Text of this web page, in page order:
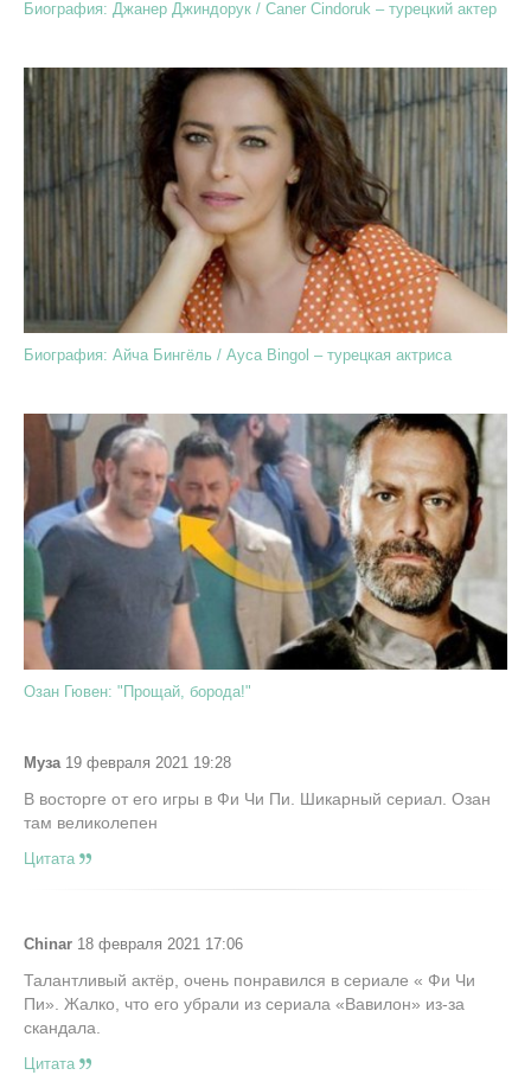
Биография: Джанер Джиндорук / Caner Cindoruk – турецкий актер
Биография: Айча Бингёль / Ayca Bingol – турецкая актриса
Озан Гювен: "Прощай, борода!"
Муза19 февраля 2021 19:28
В восторге от его игры в Фи Чи Пи. Шикарный сериал. Озан
там великолепен
Цитата
Chinar 18 февраля 2021 17:06
Талантливый актёр, очень понравился в сериале « Фи Чи
Пи». Жалко, что его убрали из сериала «Вавилон» из-за
скандала.
Цитата